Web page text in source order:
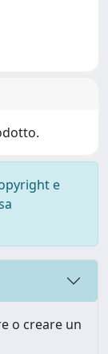
e
o creare un